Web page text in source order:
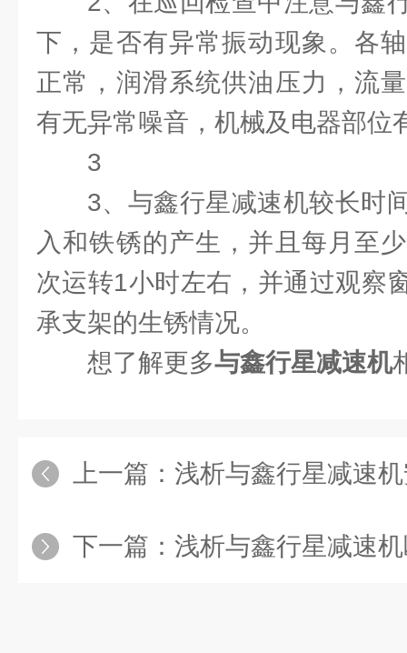
下，是否有异常振动现象。各
正常，润滑系统供油压力，流
有无异常噪音，机械及电器部位
3
3、与鑫行星减速机较长时
入和铁锈的产生，并且每月至
次运转1小时左右，并通过观察
承支架的生锈情况。
想了解更多与鑫行星减速机
上一篇： 浅析与鑫行星减速
下一篇： 浅析与鑫行星减速